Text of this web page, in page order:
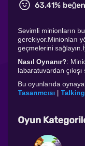
63.41%
Sevimli minionların
gerekiyor.Minionları
geçmelerini
Nasıl Oynanır?:
labaratuvardan çıkışı
Bu oyunlarıda
Tasarımcısı |
Oyun